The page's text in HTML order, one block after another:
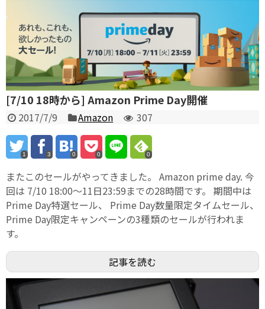
[7/10 18時から] Amazon Prime Day開催
2017/7/9 Amazon 307
1 3 0 0 0
またこのセールがやってきました。 Amazon prime day. 今
回は 7/10 18:00〜11日23:59までの28時間です。 期間中は
Prime Day特選セール、 Prime Day数量限定タイムセール、
Prime Day限定キャンペーンの3種類のセールが行われま
す。
記事を読む